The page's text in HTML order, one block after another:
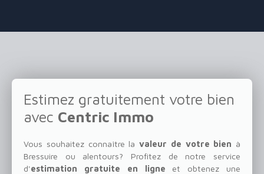
Estimez gratuitement votre bien
avec Centric Immo
Vous souhaitez connaître la valeur de votre bien à
Bressuire ou alentours? Profitez de notre service
d'estimation gratuite en ligne et obtenez une